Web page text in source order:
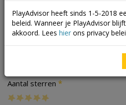
Aantal sterren *
PlayAdvisor heeft sinds 1-5-2018
beleid. Wanneer je PlayAdvisor
akkoord. Lees hier ons privacy